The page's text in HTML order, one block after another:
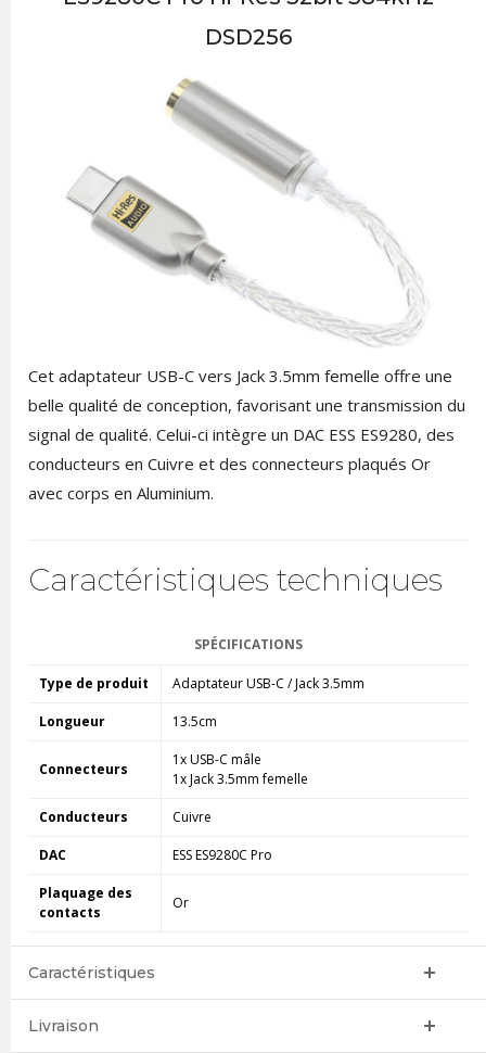
DSD256
Cet adaptateur USB-C vers Jack 3.5mm femelle offre une
belle qualité de conception, favorisant une transmission du
signal de qualité. Celui-ci intègre un DAC ESS ES9280, des
conducteurs en Cuivre et des connecteurs plaqués Or
avec corps en Aluminium.
Caractéristiques techniques
SPÉCIFICATIONS
Type de produit Adaptateur USB-C / Jack 3.5mm
Longueur 13.5cm
Connecteurs
1x USB-C mâle
1x Jack 3.5mm femelle
Conducteurs Cuivre
DAC ESS ES9280C Pro
Plaquage des
contacts
Or
Caractéristiques
Livraison